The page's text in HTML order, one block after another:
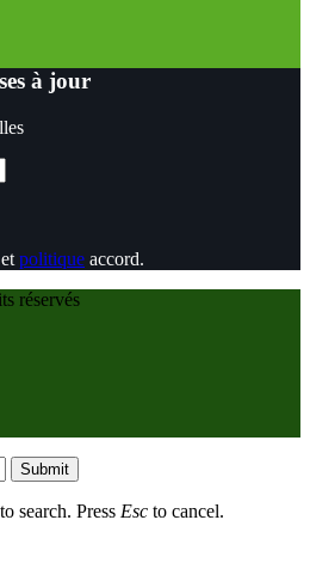
à jour
politique accord.
réservés
Submit
search. Press Esc to cancel.